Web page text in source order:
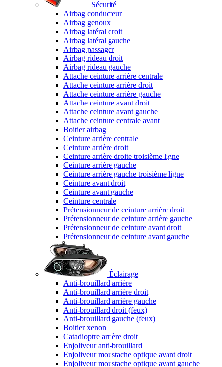
Sécurité
Airbag conducteur
Airbag genoux
Airbag latéral droit
Airbag latéral gauche
Airbag passager
Airbag rideau droit
Airbag rideau gauche
Attache ceinture arrière centrale
Attache ceinture arrière droit
Attache ceinture arrière gauche
Attache ceinture avant droit
Attache ceinture avant gauche
Attache ceinture centrale avant
Boitier airbag
Ceinture arrière centrale
Ceinture arrière droit
Ceinture arrière droite troisième ligne
Ceinture arrière gauche
Ceinture arrière gauche troisième ligne
Ceinture avant droit
Ceinture avant gauche
Ceinture centrale
Prétensionneur de ceinture arrière droit
Prétensionneur de ceinture arrière gauche
Prétensionneur de ceinture avant droit
Prétensionneur de ceinture avant gauche
Éclairage
Anti-brouillard arrière
Anti-brouillard arrière droit
Anti-brouillard arrière gauche
Anti-brouillard droit (feux)
Anti-brouillard gauche (feux)
Boitier xenon
Catadioptre arrière droit
Enjoliveur anti-brouillard
Enjoliveur moustache optique avant droit
Enjoliveur moustache optique avant gauche